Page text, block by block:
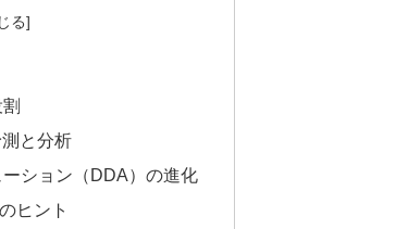
と分析
ション（DDA）の進化
ヒント